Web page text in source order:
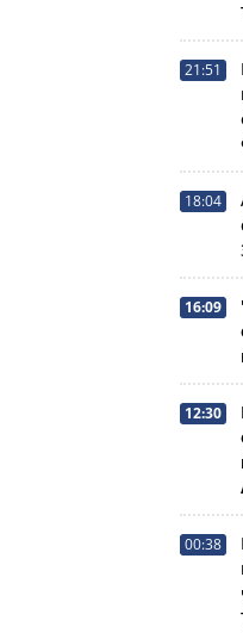
21:51
18:04
16:09
12:30
00:38